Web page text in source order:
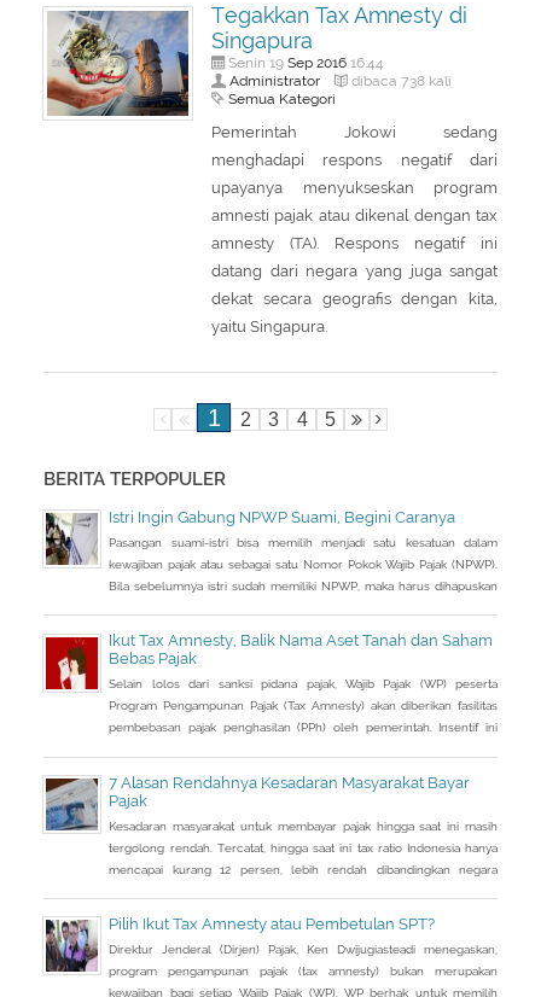
Tegakkan Tax Amnesty di
Singapura
Senin 19 Sep 201616:44
Administrator dibaca 738 kali
Semua Kategori
Pemerintah Jokowi sedang
menghadapi respons negatif dari
upayanya menyukseskan program
amnesti pajak atau dikenal dengan tax
amnesty (TA). Respons negatif ini
datang dari negara yang juga sangat
dekat secara geografis dengan kita,
yaitu Singapura.
1 2 3 4 5
BERITA TERPOPULER
Istri Ingin Gabung NPWP Suami, Begini Caranya
Pasangan suami-istri bisa memilih menjadi satu kesatuan dalam
kewajiban pajak atau sebagai satu Nomor Pokok Wajib Pajak (NPWP).
Bila sebelumnya istri sudah memiliki NPWP, maka harus dihapuskan
Ikut Tax Amnesty, Balik Nama Aset Tanah dan Saham
Bebas Pajak
Selain lolos dari sanksi pidana pajak, Wajib Pajak (WP) peserta
Program Pengampunan Pajak (Tax Amnesty) akan diberikan fasilitas
pembebasan pajak penghasilan (PPh) oleh pemerintah. Insentif ini
7 Alasan Rendahnya Kesadaran Masyarakat Bayar
Pajak
Kesadaran masyarakat untuk membayar pajak hingga saat ini masih
tergolong rendah. Tercatat, hingga saat ini tax ratio Indonesia hanya
mencapai kurang 12 persen, lebih rendah dibandingkan negara
Pilih Ikut Tax Amnesty atau Pembetulan SPT?
Direktur Jenderal (Dirjen) Pajak, Ken Dwijugiasteadi menegaskan,
program pengampunan pajak (tax amnesty) bukan merupakan
kewajiban bagi setiap Wajib Pajak (WP). WP berhak untuk memilih